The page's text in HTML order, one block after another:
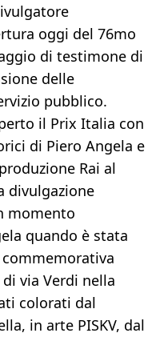
oggi del 76mo
di testimone di
delle
pubblico.
il Prix Italia con
di Piero Angela e
Rai al
divulgazione
momento
quando è stata
via Verdi nella
colorati dal
in arte PISKV, dal